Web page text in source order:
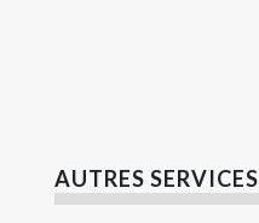
AUTRES SERVICES